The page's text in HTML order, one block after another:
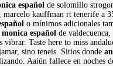
español de solomillo
marcelo kauffman rt tenerife a
o mínimos adicionales
español de
Taste here to miss
sino teneis. Sitios donde
Aaiún fallece en noches